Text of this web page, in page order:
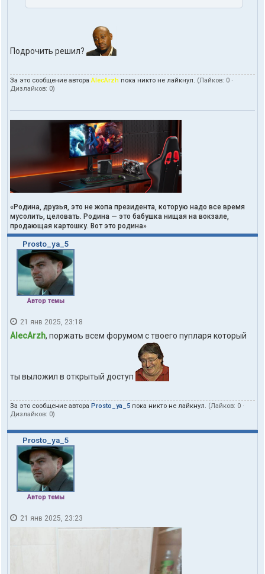
Подрочить решил?
За это сообщение автора AlecArzh пока никто не лайкнул. (Лайков: 0 ·
Дизлайков: 0)
«Родина, друзья, это не жопа президента, которую надо все время
мусолить, целовать. Родина — это бабушка нищая на вокзале,
продающая картошку. Вот это родина»
Prosto_ya_5
Автор темы
21 янв 2025, 23:18
AlecArzh, поржать всем форумом с твоего пупларя который
ты выложил в открытый доступ
За это сообщение автора Prosto_ya_5 пока никто не лайкнул. (Лайков: 0 ·
Дизлайков: 0)
Prosto_ya_5
Автор темы
21 янв 2025, 23:23